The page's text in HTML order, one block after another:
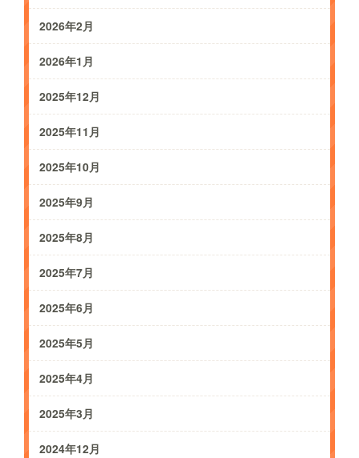
2026年2月
2026年1月
2025年12月
2025年11月
2025年10月
2025年9月
2025年8月
2025年7月
2025年6月
2025年5月
2025年4月
2025年3月
2024年12月